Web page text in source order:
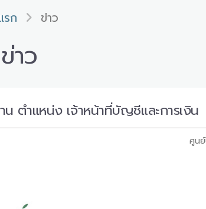
รก ข่าว
ข่าว
ตำแหน่ง เจ้าหน้าที่บัญชีและการเงิน
ศูน